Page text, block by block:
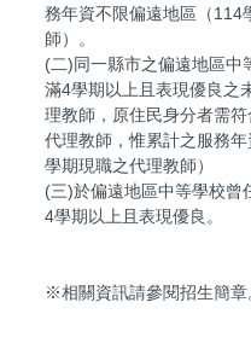
務年資不限偏遠地區（114
師）。
(二)同一縣市之偏遠地區中
滿4學期以上且表現優良之
理教師，原住民身分者需
代理教師，惟累計之服務
學期現職之代理教師）
(三)於偏遠地區中等學校曾
4學期以上且表現優良。
※相關資訊請參閱招生簡章